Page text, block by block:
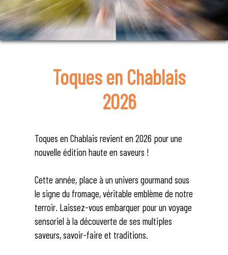
Toques en Chablais
2026
Toques en Chablais revient en 2026 pour une
nouvelle édition haute en saveurs !
Cette année, place à un univers gourmand sous
le signe du fromage, véritable emblème de notre
terroir. Laissez-vous embarquer pour un voyage
sensoriel à la découverte de ses multiples
saveurs, savoir-faire et traditions.